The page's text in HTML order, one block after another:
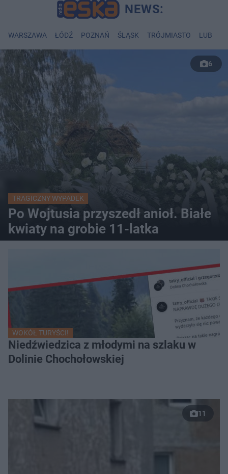
WARSZAWA ŁÓDŹ POZNAŃ ŚLĄSK TRÓJMIASTO LUBLIN
6
TRAGICZNY WYPADEK
Po Wojtusia przyszedł anioł. Białe
kwiaty na grobie 11-latka
WOKÓŁ TURYŚCI!
Niedźwiedzica z młodymi na szlaku w
Dolinie Chochołowskiej
11